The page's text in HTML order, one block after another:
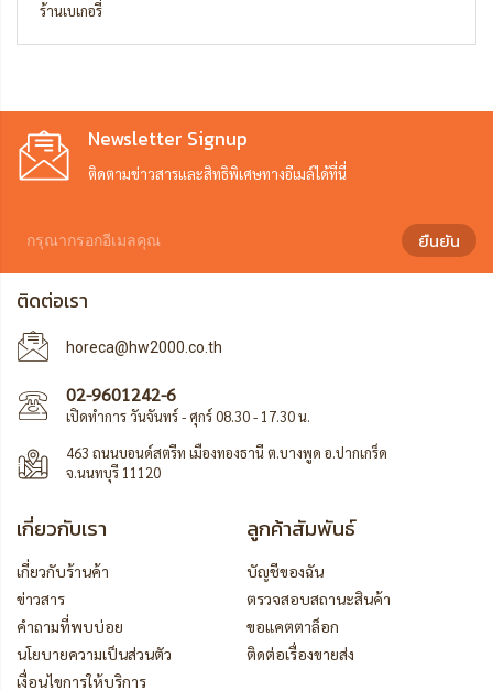
ร้านเบเกอรี่
Newsletter Signup
ติดตามข่าวสารและสิทธิพิเศษทางอีเมล์ได้ที่นี่
ยืนยัน
ติดต่อเรา
horeca@hw2000.co.th
02-9601242-6
เปิดทำการ วันจันทร์ - ศุกร์ 08.30 - 17.30 น.
463 ถนนบอนด์สตรีท เมืองทองธานี ต.บางพูด อ.ปากเกร็ด
จ.นนทบุรี 11120
เกี่ยวกับเรา
เกี่ยวกับร้านค้า
ข่าวสาร
คำถามที่พบบ่อย
นโยบายความเป็นส่วนตัว
เงื่อนไขการให้บริการ
ลูกค้าสัมพันธ์
บัญชีของฉัน
ตรวจสอบสถานะสินค้า
ขอแคตตาล็อก
ติดต่อเรื่องขายส่ง